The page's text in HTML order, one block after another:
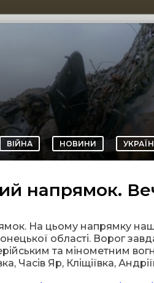
ВІЙНА НОВИНИ
напрямок.
На цьому напрямку
області. Ворог
та мінометним
Часів Яр, Кліщіївка,